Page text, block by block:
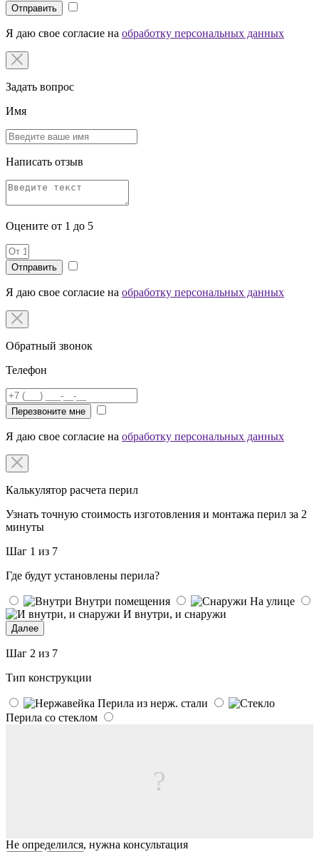
Отправить
Я даю свое согласие на обработку персональных данных
Задать вопрос
Имя
Написать отзыв
Оцените от 1 до 5
Я даю свое согласие на обработку персональных данных
Обратный звонок
Телефон
Перезвоните мне
Я даю свое согласие на обработку персональных данных
Калькулятор расчета перил
Узнать точную стоимость изготовления и монтажа перил за 2
минуты
Шаг 1 из 7
Где будут установлены перила?
Внутри помещения
На улице
И внутри, и снаружи
Далее
Шаг 2 из 7
Тип конструкции
Перила из нерж. стали
Перила со стеклом
?
Не определился, нужна консультация